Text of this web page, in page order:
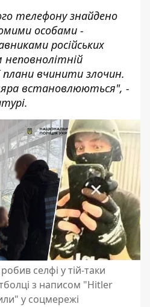
телефону знайдено
особами -
російських
неповнолітній
плани вчинити злочин.
встановлюються", -
селфі у тій-таки
з написом "Hitler
у соцмережі